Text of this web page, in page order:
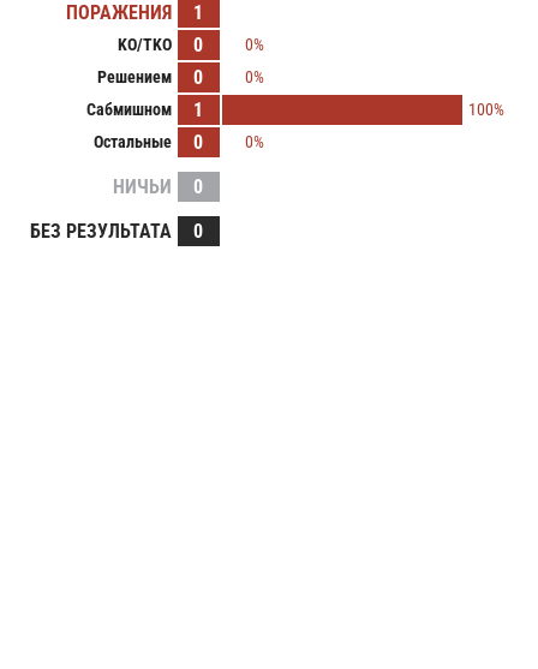
ПОРАЖЕНИЯ 1
KO/TKO 0
0%
Решением
0
0%
Сабмишном
1
100%
Остальные
0 0%
НИЧЬИ
0
БЕЗ РЕЗУЛЬТАТА
0